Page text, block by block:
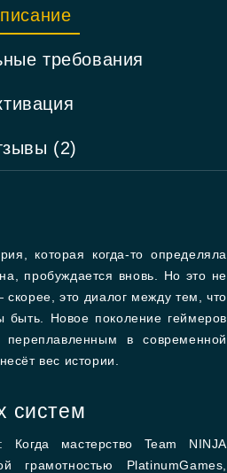
требования
(2)
которая когда-то определяла
пробуждается вновь. Но это не
скорее, это диалог между тем, что
Новое поколение геймеров
переплавленным в современной
вес истории.
систем
мастерство Team NINJA
грамотностью PlatinumGames,